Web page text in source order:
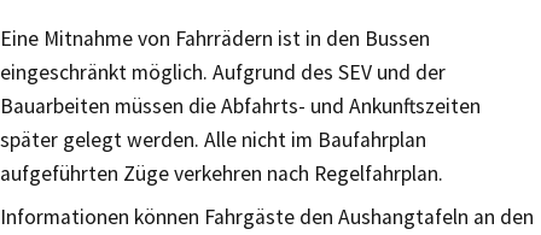
Eine Mitnahme von Fahrrädern ist in den Bussen
eingeschränkt möglich. Aufgrund des SEV und der
Bauarbeiten müssen die Abfahrts- und Ankunftszeiten
später gelegt werden. Alle nicht im Baufahrplan
aufgeführten Züge verkehren nach Regelfahrplan.
Informationen können Fahrgäste den Aushangtafeln an den